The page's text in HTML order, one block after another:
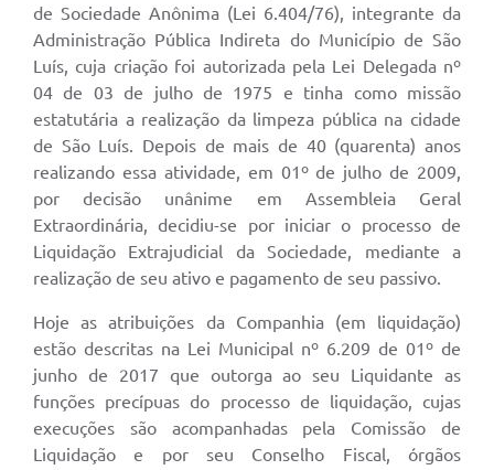
de Sociedade Anônima (Lei 6.404/76), integrante da
Administração Pública Indireta do Município de São
Luís, cuja criação foi autorizada pela Lei Delegada nº
04 de 03 de julho de 1975 e tinha como missão
estatutária a realização da limpeza pública na cidade
de São Luís. Depois de mais de 40 (quarenta) anos
realizando essa atividade, em 01º de julho de 2009,
por decisão unânime em Assembleia Geral
Extraordinária, decidiu-se por iniciar o processo de
Liquidação Extrajudicial da Sociedade, mediante a
realização de seu ativo e pagamento de seu passivo.
Hoje as atribuições da Companhia (em liquidação)
estão descritas na Lei Municipal nº 6.209 de 01º de
junho de 2017 que outorga ao seu Liquidante as
funções precípuas do processo de liquidação, cujas
execuções são acompanhadas pela Comissão de
Liquidação e por seu Conselho Fiscal, órgãos